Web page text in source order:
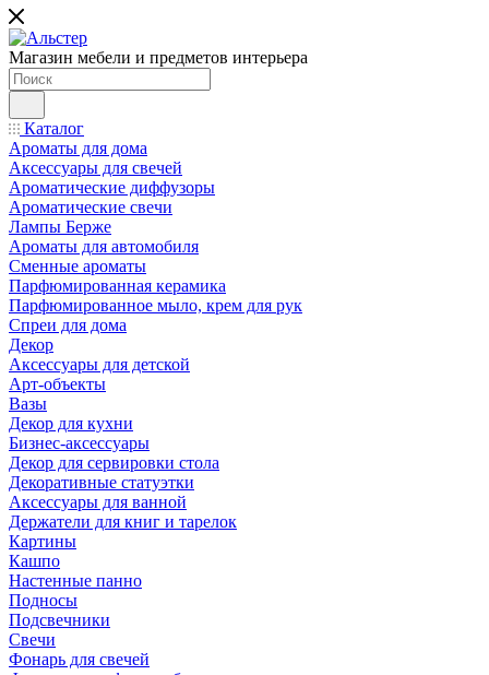
Магазин мебели и предметов интерьера
Каталог
Ароматы для дома
Аксессуары для свечей
Ароматические диффузоры
Ароматические свечи
Лампы Берже
Ароматы для автомобиля
Сменные ароматы
Парфюмированная керамика
Парфюмированное мыло, крем для рук
Спреи для дома
Декор
Аксессуары для детской
Арт-объекты
Вазы
Декор для кухни
Бизнес-аксессуары
Декор для сервировки стола
Декоративные статуэтки
Аксессуары для ванной
Держатели для книг и тарелок
Картины
Кашпо
Настенные панно
Подносы
Подсвечники
Свечи
Фонарь для свечей